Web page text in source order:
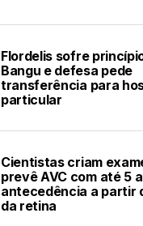
Flordelis sofre
Bangu e defesa pede
transferência para
particular
Cientistas criam
prevê AVC com até 5
antecedência a partir
da retina